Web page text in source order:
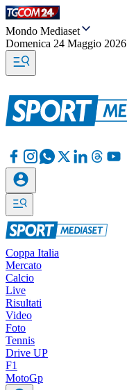
Mondo Mediaset
Domenica 24 Maggio 2026
Coppa Italia
Mercato
Calcio
Live
Risultati
Video
Foto
Tennis
Drive UP
F1
MotoGp